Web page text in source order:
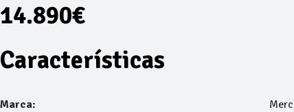
14.890€
Características
Marca: